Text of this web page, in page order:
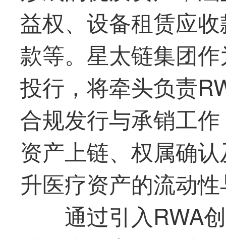
益权、设备租赁应
款等。星太链集团
投行，将牵头负责
合规发行与承销工
资产上链、权属确
升医疗资产的流动
通过引入RWA